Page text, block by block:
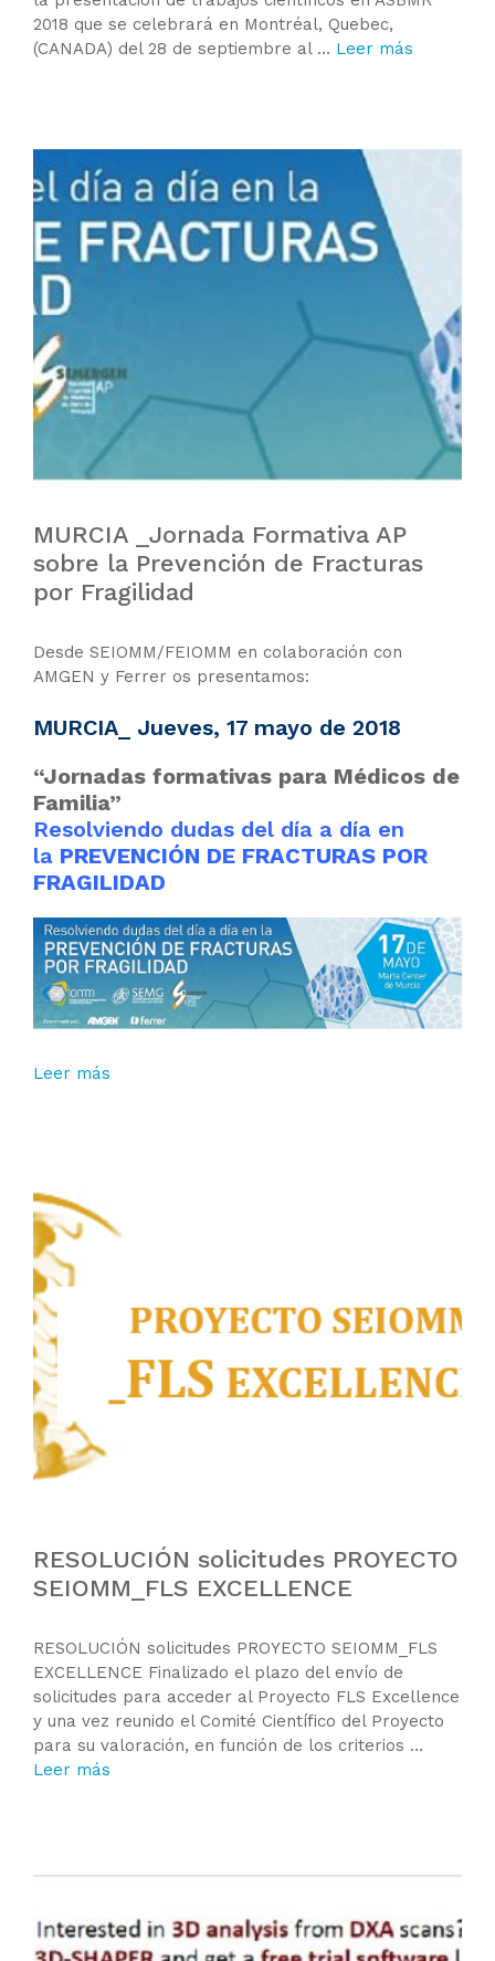
2018 que se celebrará en Montréal, Quebec,
(CANADA) del 28 de septiembre al … Leer más
MURCIA _Jornada Formativa AP
sobre la Prevención de Fracturas
por Fragilidad
Desde SEIOMM/FEIOMM en colaboración con
AMGEN y Ferrer os presentamos:
MURCIA_ Jueves, 17 mayo de 2018
“Jornadas formativas para Médicos de
Familia”
Resolviendo dudas del día a día en
la PREVENCIÓN DE FRACTURAS POR
FRAGILIDAD
Leer más
RESOLUCIÓN solicitudes PROYECTO
SEIOMM_FLS EXCELLENCE
RESOLUCIÓN solicitudes PROYECTO SEIOMM_FLS
EXCELLENCE Finalizado el plazo del envío de
solicitudes para acceder al Proyecto FLS Excellence
y una vez reunido el Comité Científico del Proyecto
para su valoración, en función de los criterios …
Leer más